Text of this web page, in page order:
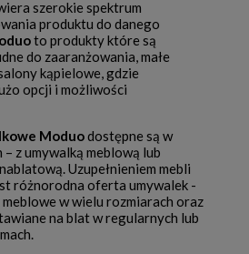
szerokie spektrum
produktu do danego
to produkty które są
do zaaranżowania, małe
kąpielowe, gdzie
opcji i możliwości
Moduodostępne są w
z umywalką meblową lub
Uzupełnieniem mebli
różnorodna oferta umywalek -
w wielu rozmiarach oraz
na blat w regularnych lub